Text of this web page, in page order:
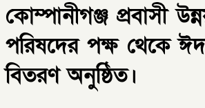
কোম্পানীগঞ্জ প্রবাসী
পরিষদের পক্ষ থেকে ঈদ
বিতরণ অনুষ্ঠিত।